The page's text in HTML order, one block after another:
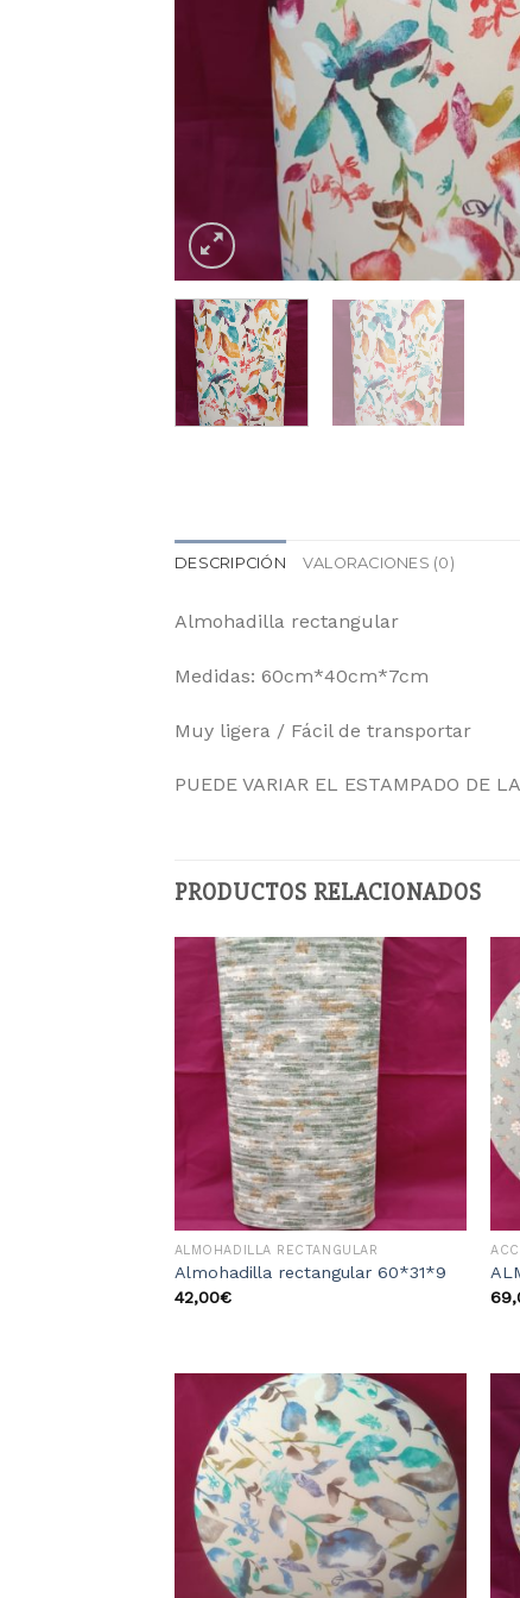
DESCRIPCIÓN VALORACIONES (0)
Almohadilla rectangular
Medidas: 60cm*40cm*7cm
Muy ligera / Fácil de transportar
PUEDE VARIAR EL ESTAMPADO DE
PRODUCTOS RELACIONADOS
deseos
ALMOHADILLA RECTANGULAR
Almohadilla rectangular 60*31*9
42,00€
Añadir
a la
lista
de
deseos